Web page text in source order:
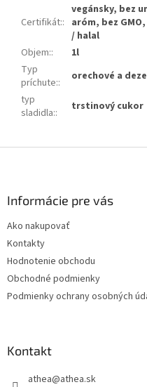
Certifikát::
vegánsky, bez
aróm, bez
/ halal
Objem::
1l
Typ
príchute::
orechové a
typ
sladidla:: trstinový cukor
Informácie pre vás
Ako nakupovať
Kontakty
Hodnotenie obchodu
Obchodné podmienky
Podmienky ochrany osobných
Kontakt
athea@athea.sk